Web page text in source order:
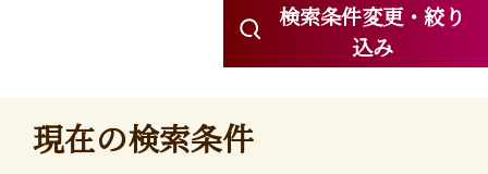
検索条件変更・絞り
込み
現在の検索条件